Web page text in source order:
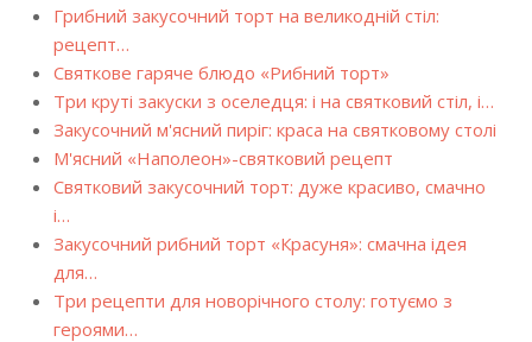
Грибний закусочний торт на великодній стіл:
рецепт…
Святкове гаряче блюдо «Рибний торт»
Три круті закуски з оселедця: і на святковий стіл, і…
Закусочний м'ясний пиріг: краса на святковому столі
М'ясний «Наполеон»-святковий рецепт
Святковий закусочний торт: дуже красиво, смачно
і…
Закусочний рибний торт «Красуня»: смачна ідея
для…
Три рецепти для новорічного столу: готуємо з
героями…